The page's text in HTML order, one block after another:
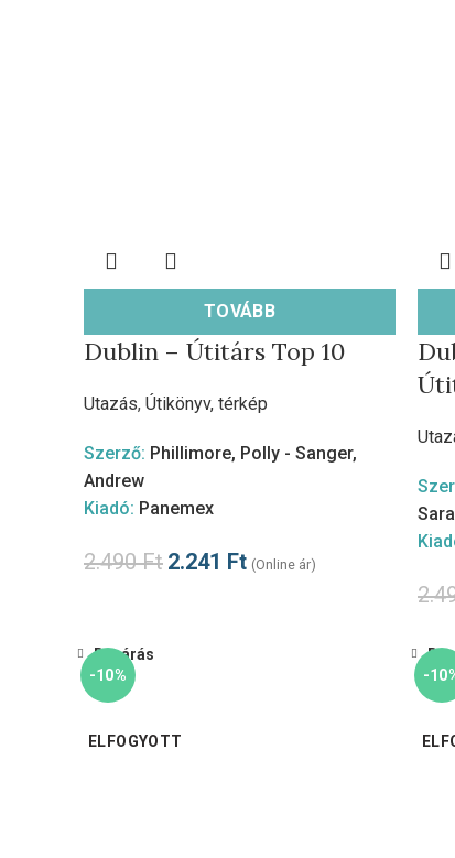
TOVÁBB
Dublin – Útitárs Top 10
Utazás, Útikönyv, térkép
Szerző: Phillimore, Polly - Sanger,
Andrew
Kiadó: Panemex
2.490Ft 2.241 Ft (Online ár)
-10%
ELFOGYOTT
Bezárás
-